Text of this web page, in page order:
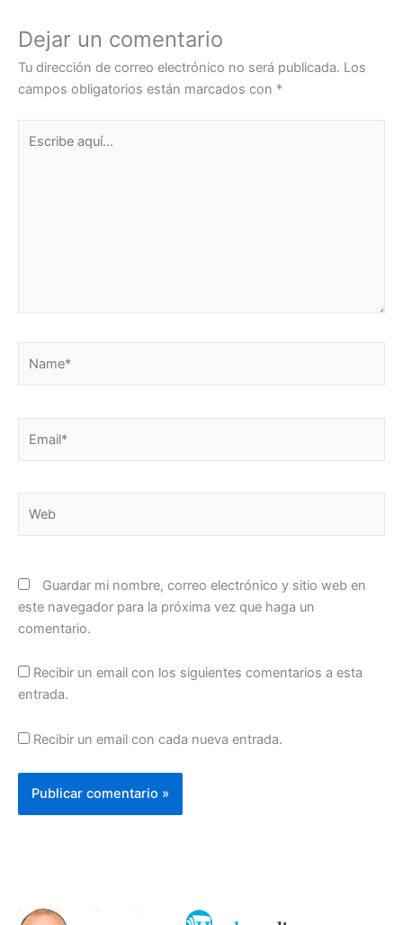
Dejar un comentario
Tu dirección de correo electrónico no será publicada. Los
campos obligatorios están marcados con *
aquí...
Guardar mi nombre, correo electrónico y sitio web en
este navegador para la próxima vez que haga un
comentario.
Recibir un email con los siguientes comentarios a esta
entrada.
Recibir un email con cada nueva entrada.